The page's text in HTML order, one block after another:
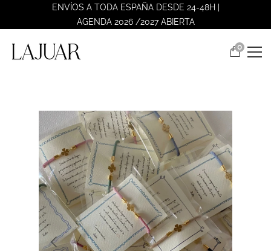
ENVÍOS A TODA ESPAÑA DESDE 24-48H |
AGENDA 2026 /2027 ABIERTA
0